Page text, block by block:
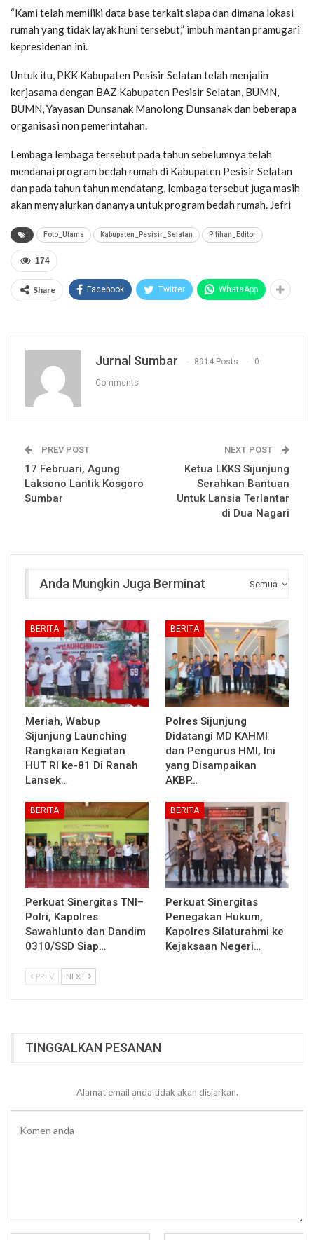
“Kami telah memiliki data base terkait siapa dan dimana lokasi
rumah yang tidak layak huni tersebut,” imbuh mantan pramugari
kepresidenan ini.
Untuk itu, PKK Kabupaten Pesisir Selatan telah menjalin
kerjasama dengan BAZ Kabupaten Pesisir Selatan, BUMN,
BUMN, Yayasan Dunsanak Manolong Dunsanak dan beberapa
organisasi non pemerintahan.
Lembaga lembaga tersebut pada tahun sebelumnya telah
mendanai program bedah rumah di Kabupaten Pesisir Selatan
dan pada tahun tahun mendatang, lembaga tersebut juga masih
akan menyalurkan dananya untuk program bedah rumah. Jefri
Foto_Utama Kabupaten_Pesisir_Selatan Pilihan_Editor
174
Share Facebook Twitter WhatsApp
Jurnal Sumbar 8914 Posts 0
Comments
PREV POST
17 Februari, Agung
Laksono Lantik Kosgoro
Sumbar
NEXT POST
Ketua LKKS Sijunjung
Serahkan Bantuan
Untuk Lansia Terlantar
di Dua Nagari
Semua
Anda Mungkin Juga Berminat
BERITA
Meriah, Wabup
Sijunjung Launching
Rangkaian Kegiatan
HUT RI ke-81 Di Ranah
Lansek…
BERITA
Polres Sijunjung
Didatangi MD KAHMI
dan Pengurus HMI, Ini
yang Disampaikan
AKBP…
BERITA
Perkuat Sinergitas TNI–
Polri, Kapolres
Sawahlunto dan Dandim
0310/SSD Siap…
BERITA
Perkuat Sinergitas
Penegakan Hukum,
Kapolres Silaturahmi ke
Kejaksaan Negeri…
PREV NEXT
TINGGALKAN PESANAN
Alamat email anda tidak akan disiarkan.